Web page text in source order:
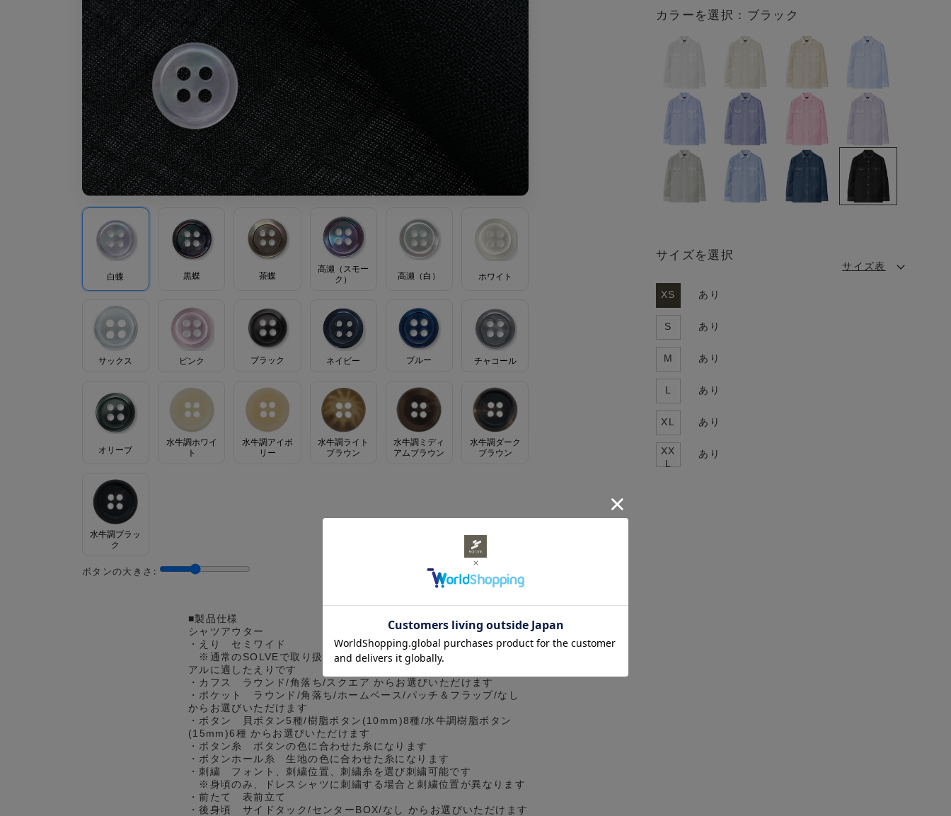
白蝶 黒蝶 茶蝶
高瀬（スモー
ク）
高瀬（白） ホワイト
サックス ピンク ブラック ネイビー ブルー チャコール
オリーブ
水牛調ホワイ
ト
水牛調アイボ
リー
水牛調ライト
ブラウン
水牛調ミディ
アムブラウン
水牛調ダーク
ブラウン
水牛調ブラッ
ク
ボタンの大きさ:
■製品仕様
シャツアウター
・えり セミワイド
※通常のSOLVEで取り扱っているセミワイドとは異なる、カジュ
アルに適したえりです
・カフス ラウンド/角落ち/スクエア からお選びいただけます
・ポケット ラウンド/角落ち/ホームベース/パッチ＆フラップ/なし
からお選びいただけます
・ボタン 貝ボタン5種/樹脂ボタン(10mm)8種/水牛調樹脂ボタン
(15mm)6種 からお選びいただけます
・ボタン糸 ボタンの色に合わせた糸になります
・ボタンホール糸 生地の色に合わせた糸になります
・刺繍 フォント、刺繍位置、刺繍糸を選び刺繍可能です
※身頃のみ、ドレスシャツに刺繍する場合と刺繍位置が異なります
・前たて 表前立て
・後身頃 サイドタック/センターBOX/なし からお選びいただけます
カラーを選択：ブラック
サイズを選択
サイズ表
XS あり
S あり
M あり
L あり
XL あり
XX
L
あり